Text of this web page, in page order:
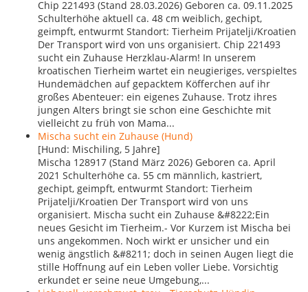
Chip 221493 (Stand 28.03.2026) Geboren ca. 09.11.2025
Schulterhöhe aktuell ca. 48 cm weiblich, gechipt,
geimpft, entwurmt Standort: Tierheim Prijatelji/Kroatien
Der Transport wird von uns organisiert. Chip 221493
sucht ein Zuhause Herzklau-Alarm! In unserem
kroatischen Tierheim wartet ein neugieriges, verspieltes
Hundemädchen auf gepacktem Köfferchen auf ihr
großes Abenteuer: ein eigenes Zuhause. Trotz ihres
jungen Alters bringt sie schon eine Geschichte mit
vielleicht zu früh von Mama...
Mischa sucht ein Zuhause (Hund)
[Hund: Mischiling, 5 Jahre]
Mischa 128917 (Stand März 2026) Geboren ca. April
2021 Schulterhöhe ca. 55 cm männlich, kastriert,
gechipt, geimpft, entwurmt Standort: Tierheim
Prijatelji/Kroatien Der Transport wird von uns
organisiert. Mischa sucht ein Zuhause &#8222;Ein
neues Gesicht im Tierheim.- Vor Kurzem ist Mischa bei
uns angekommen. Noch wirkt er unsicher und ein
wenig ängstlich &#8211; doch in seinen Augen liegt die
stille Hoffnung auf ein Leben voller Liebe. Vorsichtig
erkundet er seine neue Umgebung,...